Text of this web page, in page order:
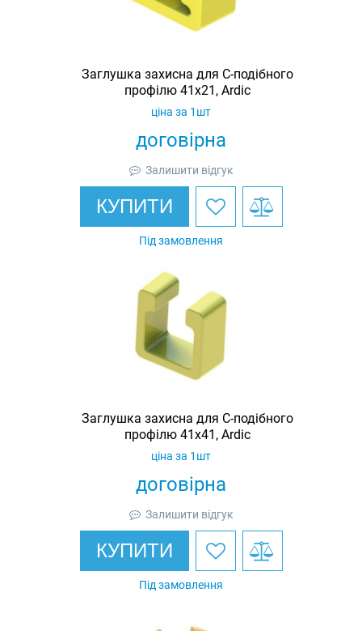
Заглушка захисна для С-подібного
профілю 41х21, Ardic
договірна
ціна за 1шт
Залишити відгук
КУПИТИ
Під замовлення
Заглушка захисна для С-подібного
профілю 41х41, Ardic
договірна
ціна за 1шт
Залишити відгук
КУПИТИ
Під замовлення